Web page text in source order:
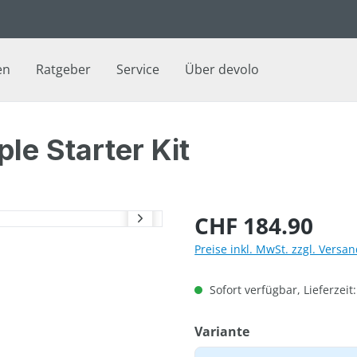
Ratgeber Service Über devolo
Starter Kit
Regulärer Preis:
CHF 184.90
Preise inkl. MwSt. zzgl.
Sofort verfügbar, Lieferzeit:
Varianteauswählen